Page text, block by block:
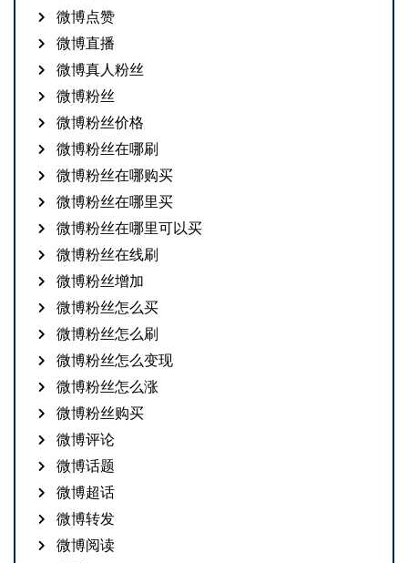
微博点赞
微博直播
微博真人粉丝
微博粉丝
微博粉丝价格
微博粉丝在哪刷
微博粉丝在哪购买
微博粉丝在哪里买
微博粉丝在哪里可以买
微博粉丝在线刷
微博粉丝增加
微博粉丝怎么买
微博粉丝怎么刷
微博粉丝怎么变现
微博粉丝怎么涨
微博粉丝购买
微博评论
微博话题
微博超话
微博转发
微博阅读